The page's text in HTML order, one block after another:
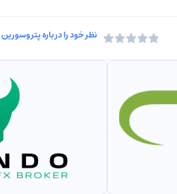
نظر خود را دربارهپتروسورین